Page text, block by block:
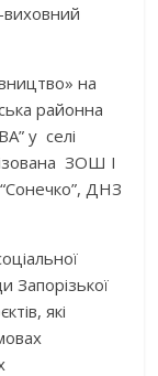
виховний
на
районна
у селі
ЗОШ І
ДНЗ
Запорізької
які